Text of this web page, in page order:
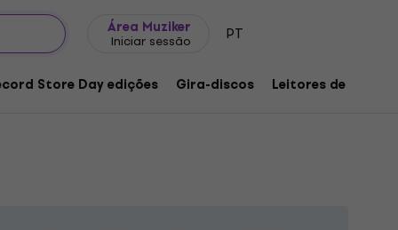
Área Muziker
Iniciar sessão PT
Store Day edições Gira-discos Leitores de música
Whisky A Go Go (Coke Bottle Green